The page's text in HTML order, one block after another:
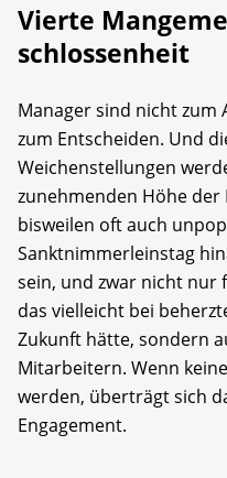
Vierte
schlossenheit
Manager sind nicht zum
zum Entscheiden. Und
Weichenstellungen
zunehmenden Höhe
bisweilen oft auch
Sanktnimmerleinstag
sein, und zwar nicht nur
das vielleicht bei
Zukunft hätte, sondern
Mitarbeitern. Wenn
werden, überträgt sich
Engagement.